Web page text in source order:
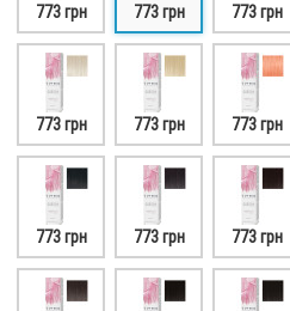
773 грн 773 грн 773 грн
773 грн 773 грн 773 грн
773 грн 773 грн 773 грн